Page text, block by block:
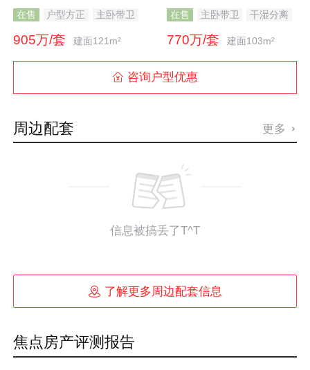
在售 户型方正
主卧带卫
905万/套 建面121m²
在售 主卧带卫 干湿分离
770万/套 建面103m²
 咨询户型优惠
周边配套 更多 
信息被搞丢了T^T
 了解更多周边配套信息
焦点房产评测报告